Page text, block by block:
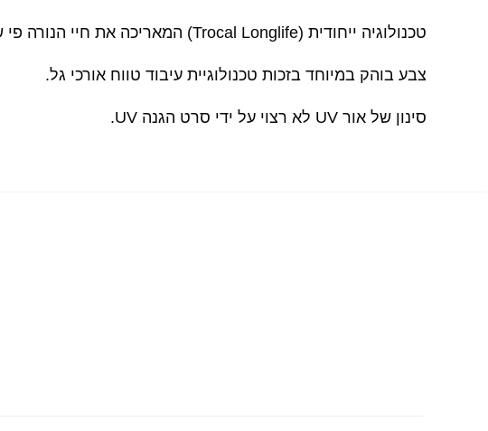
טכנולוגיה ייחודית (Trocal Longlife) המאריכה את חיי הנורה פי שלוש.
צבע בוהק במיוחד בזכות טכנולוגיית עיבוד טווח אורכי גל.
סינון של אור UV לא רצוי על ידי סרט הגנה UV.